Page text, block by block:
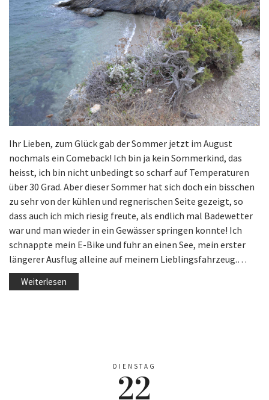
Ihr Lieben, zum Glück gab der Sommer jetzt im August
nochmals ein Comeback! Ich bin ja kein Sommerkind, das
heisst, ich bin nicht unbedingt so scharf auf Temperaturen
über 30 Grad. Aber dieser Sommer hat sich doch ein bisschen
zu sehr von der kühlen und regnerischen Seite gezeigt, so
dass auch ich mich riesig freute, als endlich mal Badewetter
war und man wieder in ein Gewässer springen konnte! Ich
schnappte mein E-Bike und fuhr an einen See, mein erster
längerer Ausflug alleine auf meinem Lieblingsfahrzeug.…
Weiterlesen
DIENSTAG
22